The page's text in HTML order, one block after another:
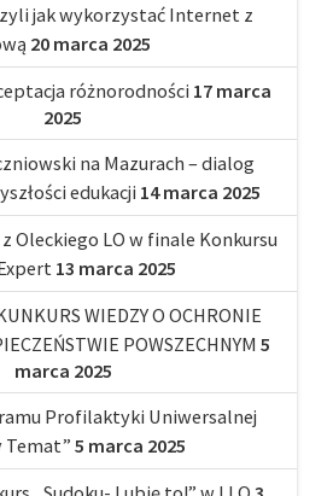
jak wykorzystać Internet z
20 marca 2025
różnorodności 17 marca
2025
na Mazurach – dialog
edukacji 14 marca 2025
Oleckiego LO w finale Konkursu
13 marca 2025
WIEDZY O OCHRONIE
POWSZECHNYM 5
marca 2025
Profilaktyki Uniwersalnej
Temat”5 marca 2025